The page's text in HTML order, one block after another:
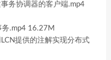
务协调器的客户端.mp4
.mp4 16.27M
提供的注解实现分布式